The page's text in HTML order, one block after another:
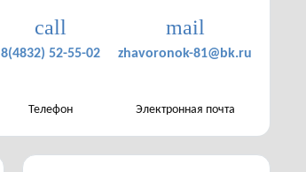
call
8(4832) 52-55-02
Телефон
mail
zhavoronok-81@bk.ru
Электронная почта